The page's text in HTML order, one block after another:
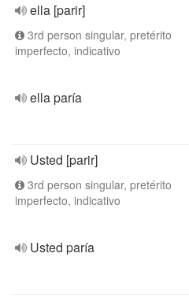
ella [parir]
3rd person singular, pretérito
imperfecto, indicativo
ella paría
Usted [parir]
3rd person singular, pretérito
imperfecto, indicativo
Usted paría